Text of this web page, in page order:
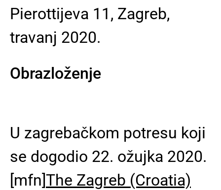
Pierottijeva 11, Zagreb,
travanj 2020.
Obrazloženje
U zagrebačkom potresu koji
se dogodio 22. ožujka 2020.
[mfn]The Zagreb (Croatia)